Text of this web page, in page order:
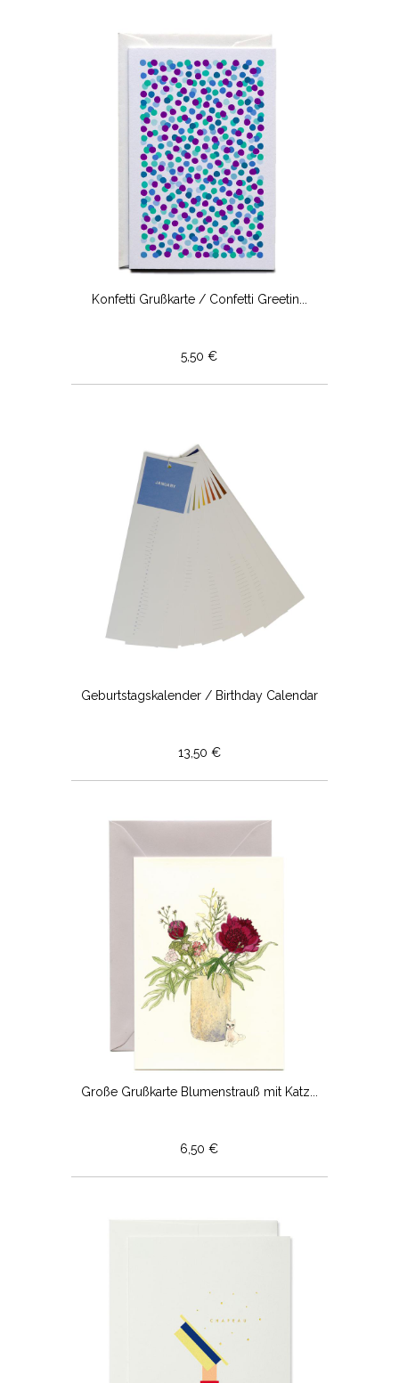
Konfetti Grußkarte / Confetti Greetin...
5,50 €
Geburtstagskalender / Birthday Calendar
13,50 €
Große Grußkarte Blumenstrauß mit Katz...
6,50 €